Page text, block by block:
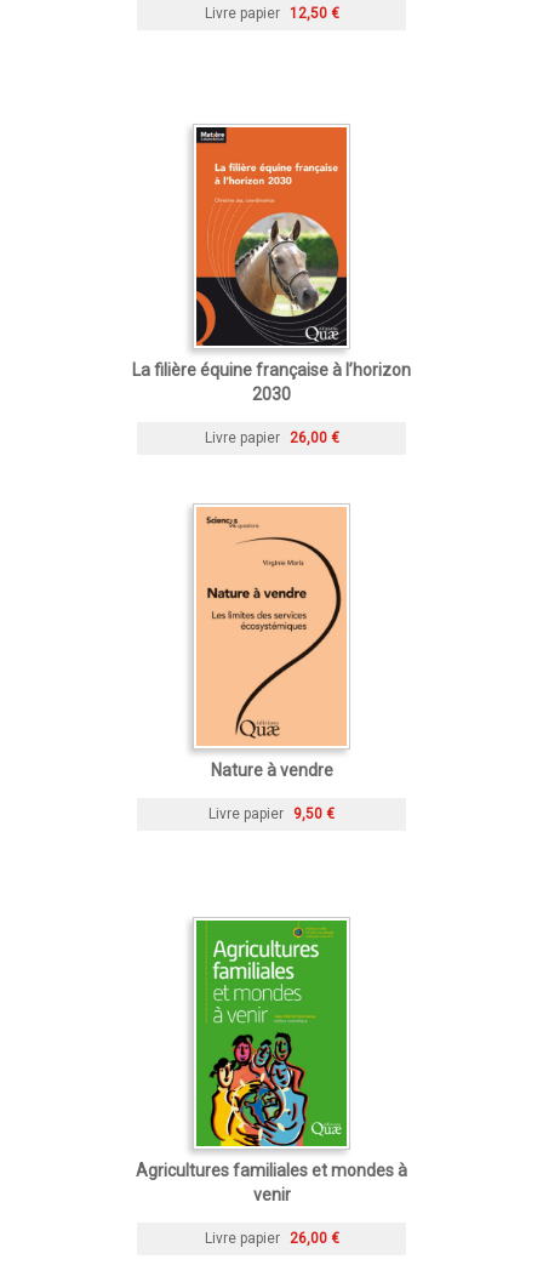
Livre papier 12,50 €
La filière équine française à l’horizon
2030
Livre papier 26,00 €
Nature à vendre
Livre papier 9,50 €
Agricultures familiales et mondes à
venir
Livre papier 26,00 €